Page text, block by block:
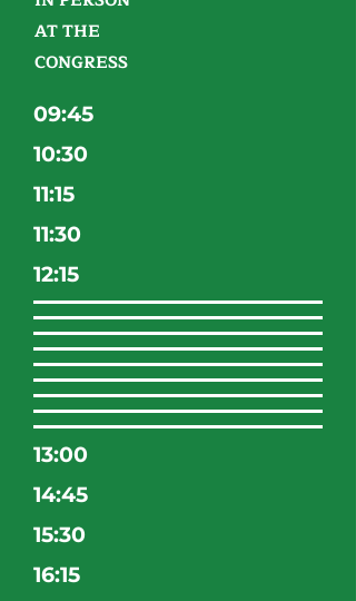
AT THE
CONGRESS
09:45
10:30
11:15
11:30
12:15
13:00
14:45
15:30
16:15